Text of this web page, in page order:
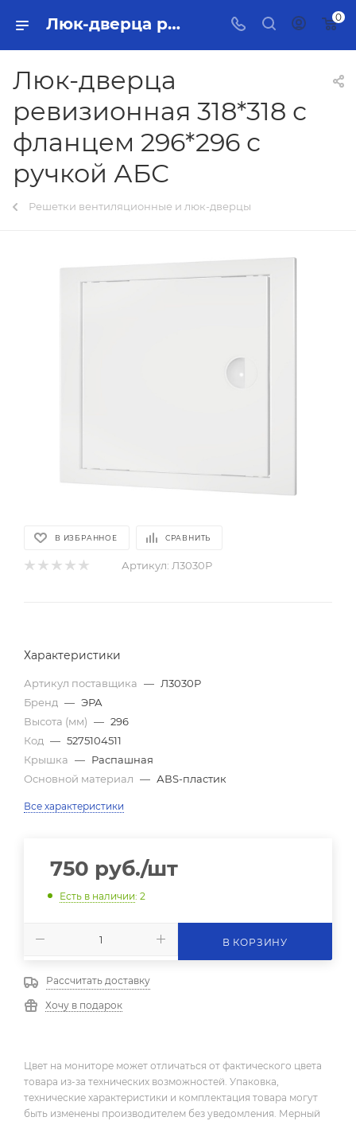
Люк-дверца ревизионная 318*318 с фланцем 296*296 с ручкой АБС Тольятти - купить в интернет-магазине, каталог с ценами и характеристиками 0
Люк-дверца
ревизионная 318*318 с
фланцем 296*296 с
ручкой АБС
Решетки вентиляционные и люк-дверцы
В ИЗБРАННОЕ СРАВНИТЬ
Артикул: Л3030Р
Характеристики
Артикул поставщика — Л3030Р
Бренд — ЭРА
Высота (мм) — 296
Код — 5275104511
Крышка — Распашная
Основной материал — АВS-пластик
Все характеристики
750 руб./шт
Есть в наличии: 2
В КОРЗИНУ
Рассчитать доставку
Хочу в подарок
Цвет на мониторе может отличаться от фактического цвета
товара из-за технических возможностей. Упаковка,
технические характеристики и комплектация товара могут
быть изменены производителем без уведомления. Мерный